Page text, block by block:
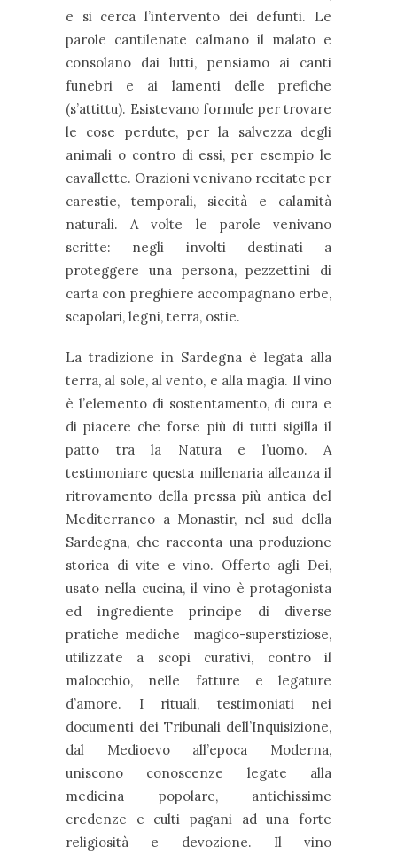
e si cerca l’intervento dei defunti. Le
parole cantilenate calmano il malato e
consolano dai lutti, pensiamo ai canti
funebri e ai lamenti delle prefiche
(s’attittu). Esistevano formule per trovare
le cose perdute, per la salvezza degli
animali o contro di essi, per esempio le
cavallette. Orazioni venivano recitate per
carestie, temporali, siccità e calamità
naturali. A volte le parole venivano
scritte: negli involti destinati a
proteggere una persona, pezzettini di
carta con preghiere accompagnano erbe,
scapolari, legni, terra, ostie.
La tradizione in Sardegna è legata alla
terra, al sole, al vento, e alla magia. Il vino
è l’elemento di sostentamento, di cura e
di piacere che forse più di tutti sigilla il
patto tra la Natura e l’uomo. A
testimoniare questa millenaria alleanza il
ritrovamento della pressa più antica del
Mediterraneo a Monastir, nel sud della
Sardegna, che racconta una produzione
storica di vite e vino. Offerto agli Dei,
usato nella cucina, il vino è protagonista
ed ingrediente principe di diverse
pratiche mediche magico-superstiziose,
utilizzate a scopi curativi, contro il
malocchio, nelle fatture e legature
d’amore. I rituali, testimoniati nei
documenti dei Tribunali dell’Inquisizione,
dal Medioevo all’epoca Moderna,
uniscono conoscenze legate alla
medicina popolare, antichissime
credenze e culti pagani ad una forte
religiosità e devozione. Il vino